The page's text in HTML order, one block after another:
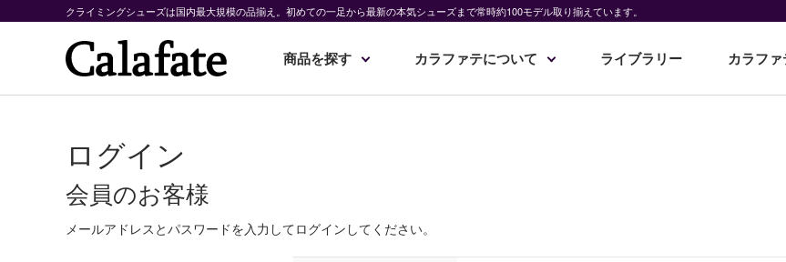
クライミングシューズは国内最大規模の品揃え。初めての一足から最新の本気シューズまで常時約100モデル取り揃えています。
商品を探す カラファテについて ライブラリー カラフ
ログイン
会員のお客様
メールアドレスとパスワードを入力してログインしてください。